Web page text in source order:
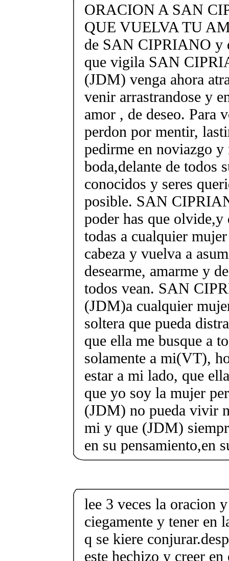
ORACION A SAN
QUE VUELVA TU
de SAN CIPRIANO y
que vigila SAN
(JDM) venga ahora
venir arrastrandose y
amor , de deseo. Para
perdon por mentir,
pedirme en noviazgo y
boda,delante de todos
conocidos y seres
posible. SAN
poder has que olvide,y
todas a cualquier
cabeza y vuelva a
desearme, amarme y
todos vean. SAN
(JDM)a cualquier
soltera que pueda
que ella me busque a
solamente a mi(VT),
estar a mi lado, que
que yo soy la mujer
(JDM) no pueda vivir
mi y que (JDM)
en su pensamiento,en
lee 3 veces la oracion
ciegamente y tener en
q se kiere
este hechizo y creer